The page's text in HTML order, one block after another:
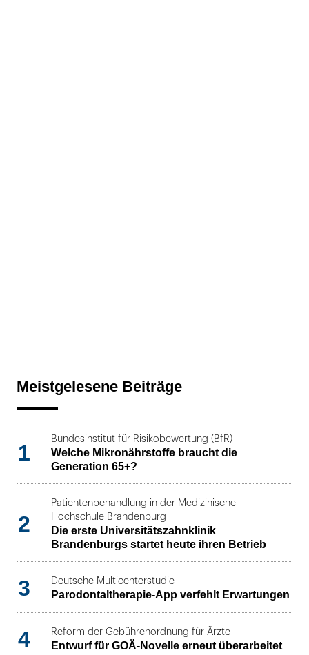
Meistgelesene Beiträge
1
Bundesinstitut für Risikobewertung (BfR)
Welche Mikronährstoffe braucht die
Generation 65+?
2
Patientenbehandlung in der Medizinische
Hochschule Brandenburg
Die erste Universitätszahnklinik
Brandenburgs startet heute ihren Betrieb
3 Deutsche Multicenterstudie
Parodontaltherapie-App verfehlt Erwartungen
4 Reform der Gebührenordnung für Ärzte
Entwurf für GOÄ-Novelle erneut überarbeitet